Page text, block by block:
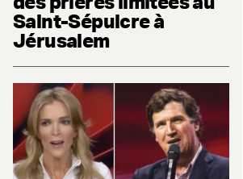
Saint-Sépulcre à
Jérusalem